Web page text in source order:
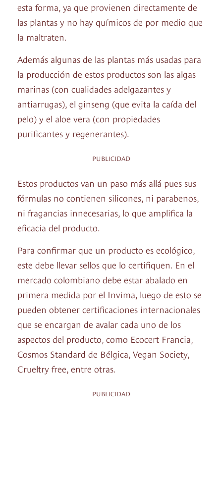
esta forma, ya que provienen directamente de
las plantas y no hay químicos de por medio que
la maltraten.
Además algunas de las plantas más usadas para
la producción de estos productos son las algas
marinas (con cualidades adelgazantes y
antiarrugas), el ginseng (que evita la caída del
pelo) y el aloe vera (con propiedades
purificantes y regenerantes).
PUBLICIDAD
Estos productos van un paso más allá pues sus
fórmulas no contienen silicones, ni parabenos,
ni fragancias innecesarias, lo que amplifica la
eficacia del producto.
Para confirmar que un producto es ecológico,
este debe llevar sellos que lo certifiquen. En el
mercado colombiano debe estar abalado en
primera medida por el Invima, luego de esto se
pueden obtener certificaciones internacionales
que se encargan de avalar cada uno de los
aspectos del producto, como Ecocert Francia,
Cosmos Standard de Bélgica, Vegan Society,
Crueltry free, entre otras.
PUBLICIDAD